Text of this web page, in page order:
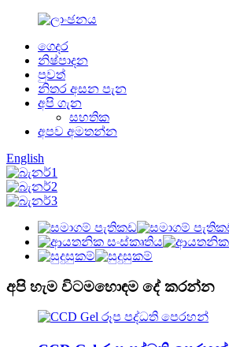
ගෙදර
නිෂ්පාදන
පුවත්
නිතර අසන පැන
අපි ගැන
සහතික
අපව අමතන්න
English
අපි හැම විටමහොඳම දේ කරන්න